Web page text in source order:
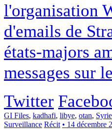
l'organisation
d'emails de
états-majors
messages sur
Twitter
GI Files, kadhafi, libye, otan, Syrie
Surveillance Récit • 14 décembre